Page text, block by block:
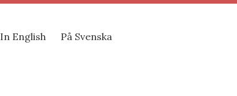
In English På Svenska